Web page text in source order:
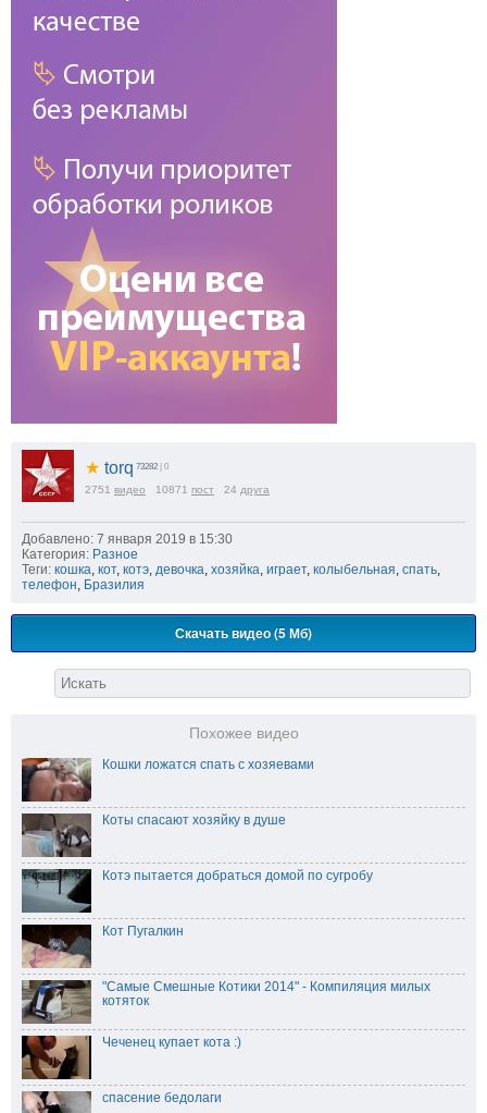
★ torq 73282 | 0
2751 видео 10871 пост 24 друга
Добавлено: 7 января 2019 в 15:30
Категория: Разное
Теги: кошка, кот, котэ, девочка, хозяйка, играет, колыбельная, спать,
телефон, Бразилия
Скачать видео (5 Мб)
Похожее видео
Кошки ложатся спать с хозяевами
Коты спасают хозяйку в душе
Котэ пытается добраться домой по сугробу
Кот Пугалкин
"Самые Смешные Котики 2014" - Компиляция милых
котяток
Чеченец купает кота :)
спасение бедолаги